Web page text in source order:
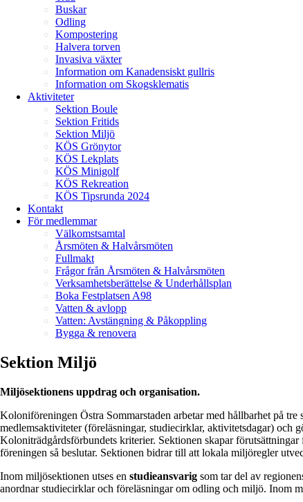
Buskar
Odling
Kompostering
Halvera torven
Invasiva växter
Information om Kanadensiskt gullris
Information om Skogsklematis
Aktiviteter
Sektion Boule
Sektion Fritids
Sektion Miljö
KÖS Grönytor
KÖS Lekplats
KÖS Minigolf
KÖS Rekreation
KÖS Tipsrunda 2024
Kontakt
För medlemmar
Välkomstsamtal
Årsmöten & Halvårsmöten
Fullmakt
Frågor från Årsmöten & Halvårsmöten
Verksamhetsberättelse & Underhållsplan
Boka Festplatsen A98
Vatten & avlopp
Vatten: Avstängning & Påkoppling
Bygga & renovera
Sektion Miljö
Miljösektionens uppdrag och organisation.
Koloniföreningen Östra Sommarstaden arbetar med hållbarhet på
medlemsaktiviteter (föreläsningar, studiecirklar, aktivitetsdagar) och
Koloniträdgårdsförbundets kriterier. Sektionen skapar
föreningen så beslutar. Sektionen bidrar till att lokala miljöregler
Inom miljösektionen utses en studieansvarig som tar del av
anordnar studiecirklar och föreläsningar om odling och miljö. Inom